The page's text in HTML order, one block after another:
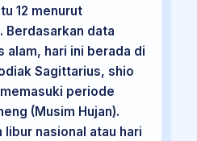
12 menurut
Berdasarkan data
alam, hari ini berada di
Sagittarius, shio
periode
(Musim Hujan).
nasional atau hari